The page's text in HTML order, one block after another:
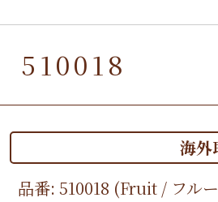
海外
品番: 510018 (Fruit / フル